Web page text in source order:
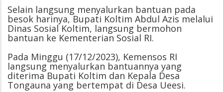
Selain langsung menyalurkan bantuan pada
besok harinya, Bupati Koltim Abdul Azis melalui
Dinas Sosial Koltim, langsung bermohon
bantuan ke Kementerian Sosial RI.
Pada Minggu (17/12/2023), Kemensos RI
langsung menyalurkan bantuannya yang
diterima Bupati Koltim dan Kepala Desa
Tongauna yang bertempat di Desa Ueesi.